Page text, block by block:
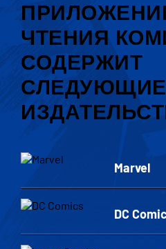
ЧТЕНИЯ
СОДЕРЖИТ
СЛЕДУЮЩИЕ
Marvel
DC